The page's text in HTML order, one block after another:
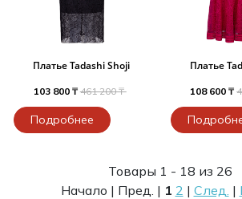
Платье Tadashi Shoji
103 800 ₸ 461 200 ₸
Подробнее
Платье
108 600 ₸
Товары 1 - 18 из 26
Начало | Пред. | 1 2 | След. |